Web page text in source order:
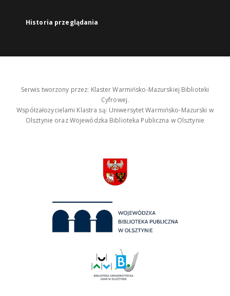
Historia przeglądania
Serwis tworzony przez: Klaster Warmińsko-Mazurskiej Biblioteki
Cyfrowej.
Współzałożycielami Klastra są: Uniwersytet Warmińsko-Mazurski w
Olsztynie oraz Wojewódzka Biblioteka Publiczna w Olsztynie